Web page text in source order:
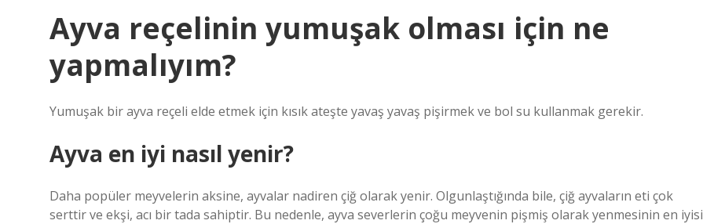
Ayva reçelinin yumuşak olması için ne
yapmalıyım?
Yumuşak bir ayva reçeli elde etmek için kısık ateşte yavaş yavaş pişirmek ve bol su kullanmak gerekir.
Ayva en iyi nasıl yenir?
Daha popüler meyvelerin aksine, ayvalar nadiren çiğ olarak yenir. Olgunlaştığında bile, çiğ ayvaların eti çok
serttir ve ekşi, acı bir tada sahiptir. Bu nedenle, ayva severlerin çoğu meyvenin pişmiş olarak yenmesinin en iyisi